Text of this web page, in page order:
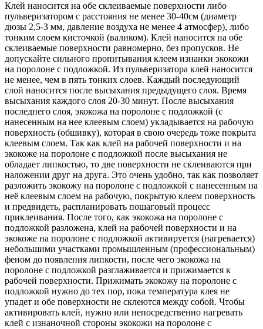
Клей наносится на обе склеиваемые поверхности либо
пульверизатором с расстояния не менее 30-40см (диаметр
дюзы 2,5-3 мм, давление воздуха не менее 4 атмосфер), либо
тонким слоем кисточкой (валиком). Клей наносится на обе
склеиваемые поверхности равномерно, без пропусков. Не
допускайте сильного пропитывания клеем изнанки экокожи
на поролоне с подложкой. Из пульверизатора клей наносится
не менее, чем в пять тонких слоев. Каждый последующий
слой наносится после высыхания предыдущего слоя. Время
высыхания каждого слоя 20-30 минут. После высыхания
последнего слоя, экокожа на поролоне с подложкой (с
нанесенным на нее клеевым слоем) укладывается на рабочую
поверхность (обшивку), которая в свою очередь тоже покрыта
клеевым слоем. Так как клей на рабочей поверхности и на
экокоже на поролоне с подложкой после высыхания не
обладает липкостью, то две поверхности не склеиваются при
наложении друг на друга. Это очень удобно, так как позволяет
разложить экокожу на поролоне с подложкой с нанесенным на
неё клеевым слоем на рабочую, покрытую клеем поверхность
и предвидеть, распланировать пошаговый процесс
приклеивания. После того, как экокожа на поролоне с
подложкой разложена, клей на рабочей поверхности и на
экокоже на поролоне с подложкой активируется (нагревается)
небольшими участками промышленным (профессиональным)
феном до появления липкости, после чего экокожа на
поролоне с подложкой разглаживается и прижимается к
рабочей поверхности. Прижимать экокожу на поролоне с
подложкой нужно до тех пор, пока температура клея не
упадет и обе поверхности не склеются между собой. Чтобы
активировать клей, нужно или непосредственно нагревать
клей с изнаночной стороны экокожи на поролоне с